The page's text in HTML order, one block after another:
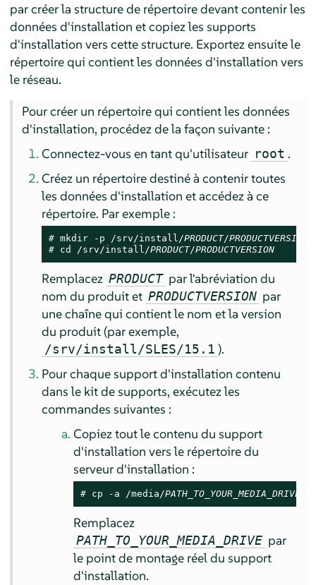
par créer la structure de répertoire devant contenir les
données d'installation et copiez les supports
d'installation vers cette structure. Exportez ensuite le
répertoire qui contient les données d'installation vers
le réseau.
Pour créer un répertoire qui contient les données
d'installation, procédez de la façon suivante :
Connectez-vous en tant qu'utilisateur root .
Créez un répertoire destiné à contenir toutes
les données d'installation et accédez à ce
répertoire. Par exemple :
# mkdir -p /srv/install/PRODUCT/PRODUCTVERSION
# cd /srv/install/PRODUCT/PRODUCTVERSION
Remplacez PRODUCT par l'abréviation du
nom du produit et PRODUCTVERSION par
une chaîne qui contient le nom et la version
du produit (par exemple,
/srv/install/SLES/15.1 ).
Pour chaque support d'installation contenu
dans le kit de supports, exécutez les
commandes suivantes :
Copiez tout le contenu du support
d'installation vers le répertoire du
serveur d'installation :
# cp -a /media/PATH_TO_YOUR_MEDIA_DRIVE
Remplacez
PATH_TO_YOUR_MEDIA_DRIVE par
le point de montage réel du support
d'installation.